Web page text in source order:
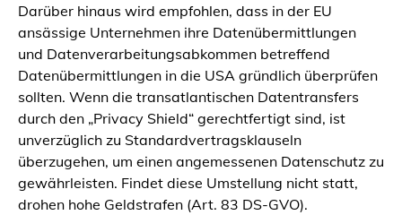
Darüber hinaus wird empfohlen, dass in der EU
ansässige Unternehmen ihre Datenübermittlungen
und Datenverarbeitungsabkommen betreffend
Datenübermittlungen in die USA gründlich überprüfen
sollten. Wenn die transatlantischen Datentransfers
durch den „Privacy Shield“ gerechtfertigt sind, ist
unverzüglich zu Standardvertragsklauseln
überzugehen, um einen angemessenen Datenschutz zu
gewährleisten. Findet diese Umstellung nicht statt,
drohen hohe Geldstrafen (Art. 83 DS-GVO).